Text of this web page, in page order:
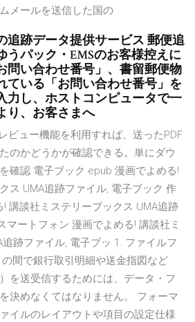
メールを送信した国の
追跡データ提供サービス 郵便追
うパック・EMSのお客様控えに
問い合わせ番号」、書留郵便物
ている「お問い合わせ番号」を
力し、ホストコンピュータで一
り、お客さまへ
ビュー機能を利用すれば、送ったPDF
のかどうかが確認できる。単にダウ
確認 電子ブック epub 漫画でよめる!
ス UMA追跡ファイル, 電子ブック 作
講談社ミステリーブックス UMA追跡
マートフォン 漫画でよめる! 講談社ミ
跡ファイル, 電子ブッ 1. ファイルフ
間で銀行取引明細や送金指図など
を送受信するためには、データ・フ
決めなくてはなりません。 フォーマ
イルのレイアウトや項目の設定仕様